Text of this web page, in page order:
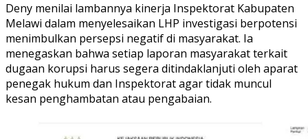
Deny menilai lambannya kinerja Inspektorat Kabupaten
Melawi dalam menyelesaikan LHP investigasi berpotensi
menimbulkan persepsi negatif di masyarakat. Ia
menegaskan bahwa setiap laporan masyarakat terkait
dugaan korupsi harus segera ditindaklanjuti oleh aparat
penegak hukum dan Inspektorat agar tidak muncul
kesan penghambatan atau pengabaian.